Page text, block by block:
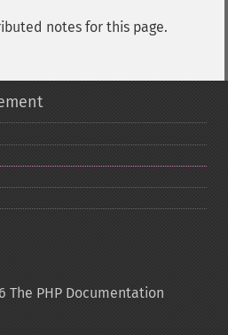
notes for this page.
The PHP Documentation